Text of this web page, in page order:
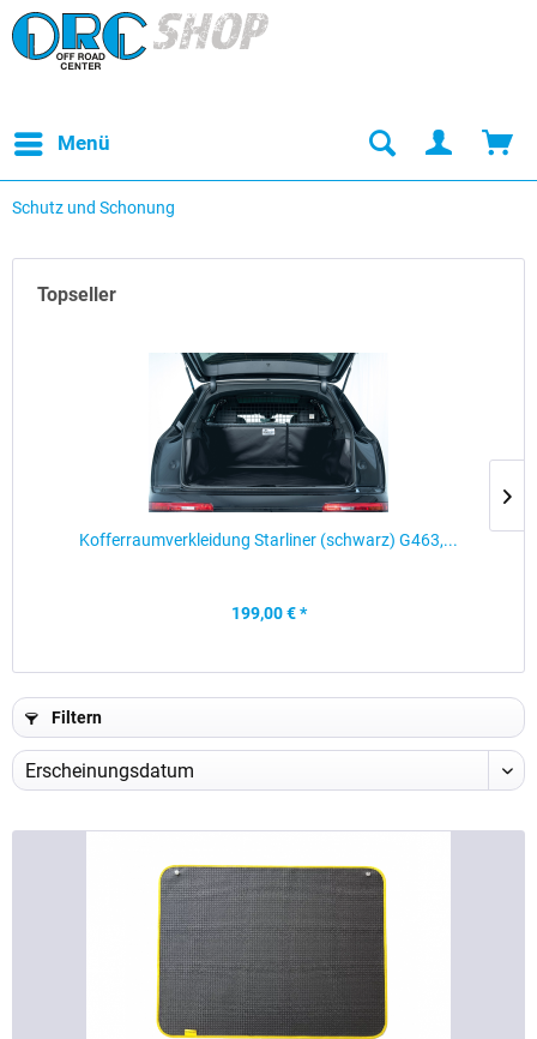
Menü
Schutz und Schonung
Topseller
Kofferraumverkleidung Starliner (schwarz) G463,...
199,00 € *
Filtern